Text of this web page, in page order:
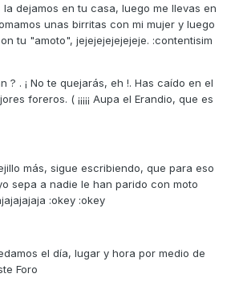
dejamos en tu casa, luego me llevas en
unas birritas con mi mujer y luego
tu "amoto", jejejejejejejeje. :contentisim
? . ¡ No te quejarás, eh !. Has caído en el
foreros. ( ¡¡¡¡¡ Aupa el Erandio, que es
más, sigue escribiendo, que para eso
sepa a nadie le han parido con moto
:okey :okey
el día, lugar y hora por medio de
Foro